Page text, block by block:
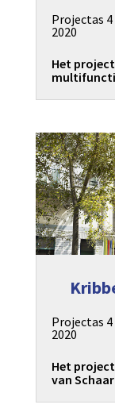
Projectas
2020
Het
Projectas
2020
Het project
van